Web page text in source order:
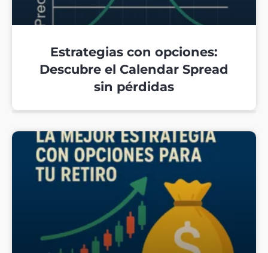
Estrategias con opciones:
Descubre el Calendar Spread
sin pérdidas